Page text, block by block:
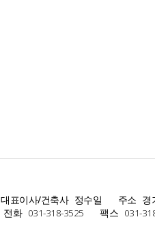
대표이사/건축사 정수일 주소 경
전화 031-318-3525 팩스 031-